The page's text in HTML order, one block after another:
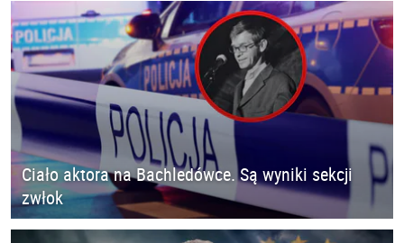
Ciało aktora na Bachledówce. Są wyniki sekcji
zwłok